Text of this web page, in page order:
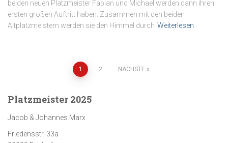
beiden neuen Platzmeister Fabian und Michael werden dann ihren
ersten großen Auftritt haben. Zusammen mit den beiden
Altplatzmeistern werden sie den Himmel durch Weiterlesen
Seitennummerierung
der
Beiträge
1 2 NÄCHSTE
Platzmeister 2025
Jacob & Johannes Marx
Friedensstr. 33a